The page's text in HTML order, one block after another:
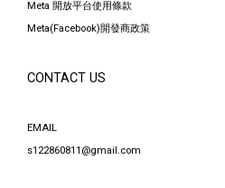
Meta 開放平台使用條款
Meta(Facebook)開發商政策
CONTACT US
EMAIL
s122860811@gmail.com